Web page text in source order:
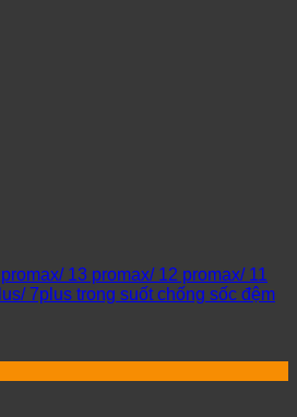
13 promax/ 12 promax/ 11
7plus trong suốt chống sốc đệm